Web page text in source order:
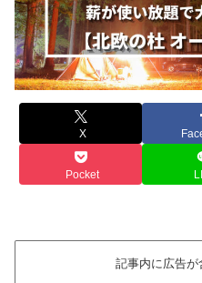
X
Pocket
記事内に広告が